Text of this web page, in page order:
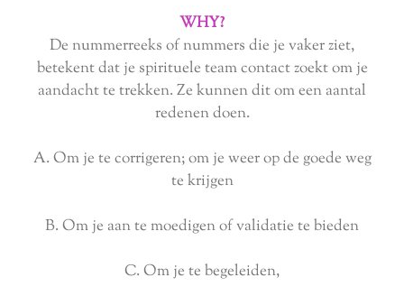
WHY?
De nummerreeks of nummers die je vaker ziet,
betekent dat je spirituele team contact zoekt om je
aandacht te trekken. Ze kunnen dit om een ​​aantal
redenen doen.
A. Om je te corrigeren; om je weer op de goede weg
te krijgen
B. Om je aan te moedigen of validatie te bieden
C. Om je te begeleiden,